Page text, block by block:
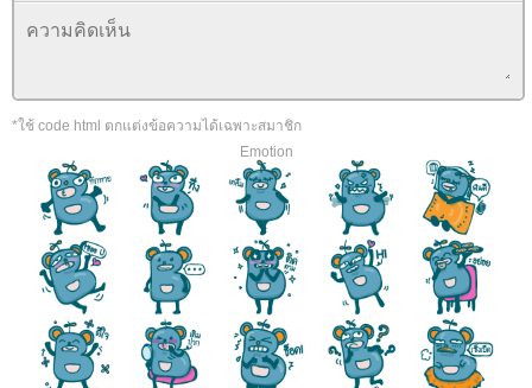
*ใช้ code html ตกแต่งข้อความได้เฉพาะสมาชิก
Emotion